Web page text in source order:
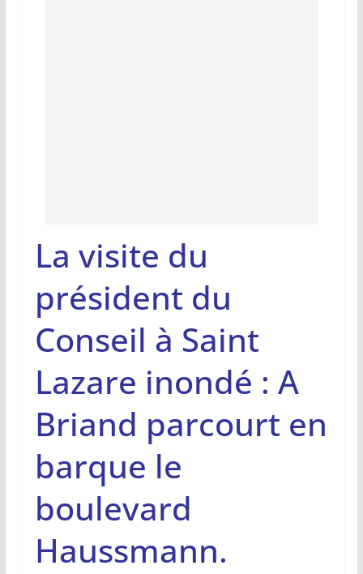
La visite du
président du
Conseil à Saint
Lazare inondé : A
Briand parcourt en
barque le
boulevard
Haussmann.